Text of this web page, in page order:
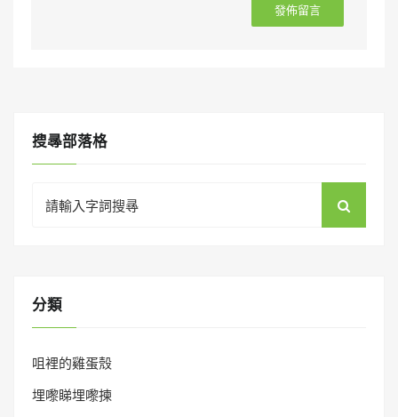
搜㝷部落格
for:
分類
咀裡的雞蛋殼
埋嚟睇埋嚟揀